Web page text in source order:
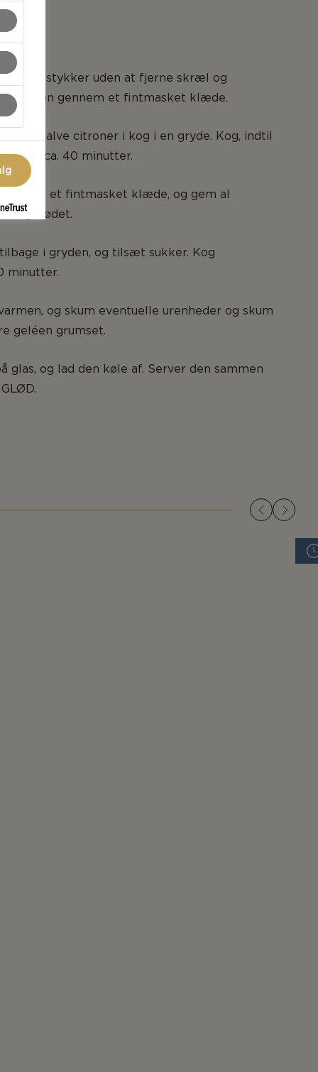
grove stykker uden at fjerne skræl og
væsken gennem et fintmasket klæde.
og halve citroner i kog i en gryde. Kog, indtil
– ca. 40 minutter.
et fintmasket klæde, og gem al
frugtkødet.
i gryden, og tilsæt sukker. Kog
minutter.
og skum eventuelle urenheder og skum
geléen grumset.
glas, og lad den køle af. Server den sammen